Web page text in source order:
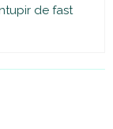
de fast